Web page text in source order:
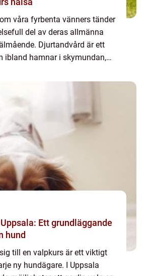
våra fyrbenta vänners tänder
del av deras allmänna
Djurtandvård är ett
ibland hamnar i skymundan,
Ett grundläggande
hund
till en valpkurs är ett viktigt
ny hundägare. I Uppsala